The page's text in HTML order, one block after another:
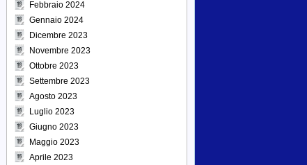
Febbraio 2024
Gennaio 2024
Dicembre 2023
Novembre 2023
Ottobre 2023
Settembre 2023
Agosto 2023
Luglio 2023
Giugno 2023
Maggio 2023
Aprile 2023